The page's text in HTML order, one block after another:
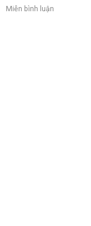
Miễn bình luận